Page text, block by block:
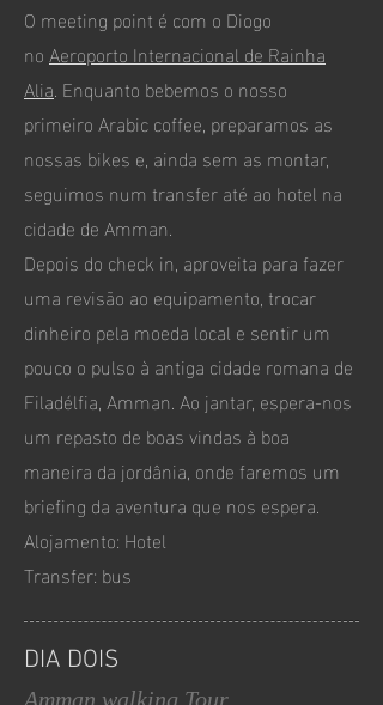
O meeting point é com o Diogo
noAeroporto Internacional de Rainha
Alia. Enquanto bebemos o nosso
primeiro Arabic coffee, preparamos as
nossas bikes e, ainda sem as montar,
seguimos num transfer até ao hotel na
cidade de Amman.
Depois do check in, aproveita para fazer
uma revisão ao equipamento, trocar
dinheiro pela moeda local e sentir um
pouco o pulso à antiga cidade romana de
Filadélfia, Amman. Ao jantar, espera-nos
um repasto de boas vindas à boa
maneira da jordânia, onde faremos um
briefing da aventura que nos espera.
Alojamento: Hotel
Transfer: bus
DIA DOIS